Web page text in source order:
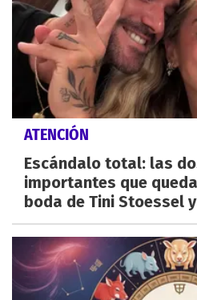
ATENCIÓN
Escándalo total: las
importantes que
boda de Tini Stoessel